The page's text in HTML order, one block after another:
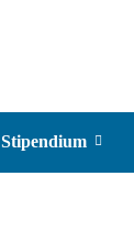
Stipendium